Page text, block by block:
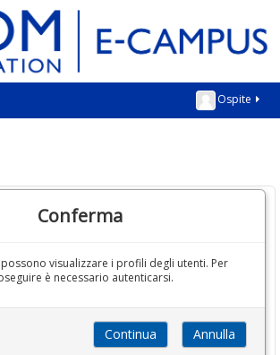
Ospite
Conferma
visualizzare i profili degli utenti. Per
è necessario autenticarsi.